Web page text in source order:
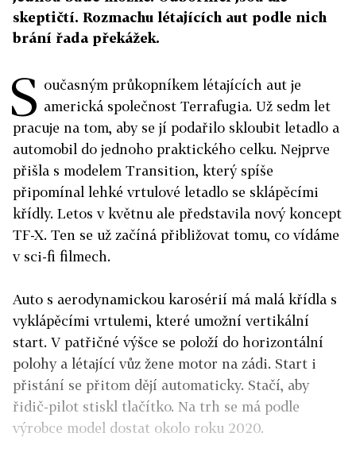
skeptičtí. Rozmachu létajících aut podle nich
brání řada překážek.
S oučasným průkopníkem létajících aut je
americká společnost Terrafugia. Už sedm let
pracuje na tom, aby se jí podařilo skloubit letadlo a
automobil do jednoho praktického celku. Nejprve
přišla s modelem Transition, který spíše
připomínal lehké vrtulové letadlo se sklápěcími
křídly. Letos v květnu ale představila nový koncept
TF-X. Ten se už začíná přibližovat tomu, co vídáme
v sci-fi filmech.
Auto s aerodynamickou karosérií má malá křídla s
vyklápěcími vrtulemi, které umožní vertikální
start. V patřičné výšce se položí do horizontální
polohy a létající vůz žene motor na zádi. Start i
přistání se přitom dějí automaticky. Stačí, aby
řidič-pilot stiskl tlačítko. Na trh se má podle
výrobce model dostat okolo roku 2020.